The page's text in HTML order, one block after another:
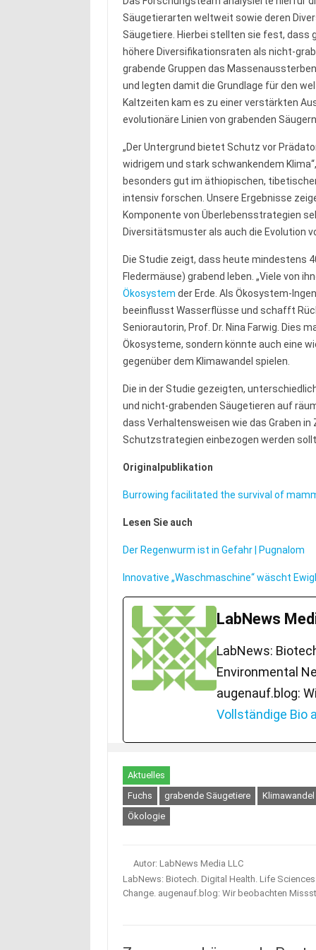
Säugetierarten weltweit sowie deren
Säugetiere. Hierbei stellten sie fest, dass
höhere Diversifikationsraten als nicht-
grabende Gruppen das
und legten damit die Grundlage für den
Kaltzeiten kam es zu einer verstärkten
evolutionäre Linien von grabenden
„Der Untergrund bietet Schutz vor
widrigem und stark schwankendem
besonders gut im äthiopischen,
intensiv forschen. Unsere Ergebnisse
Komponente von Überlebensstrategien
Diversitätsmuster als auch die Evolution
Die Studie zeigt, dass heute mindestens
Fledermäuse) grabend leben. „Viele von
Ökosystem der Erde. Als Ökosystem-
beeinflusst Wasserflüsse und schafft
Seniorautorin, Prof. Dr. Nina Farwig. Dies
Ökosysteme, sondern könnte auch eine
gegenüber dem Klimawandel spielen.
Die in der Studie gezeigten,
und nicht-grabenden Säugetieren auf
dass Verhaltensweisen wie das Graben
Schutzstrategien einbezogen werden
Originalpublikation
Burrowing facilitated the survival of
Lesen Sie auch
Der Regenwurm ist in Gefahr | Pugnalom
Innovative „Waschmaschine“ wäscht
LabNews
LabNews:
Environmental
augenauf.blog:
Vollständige Bio
Aktuelles
Fuchs
grabende Säugetiere
Klimawandel
Ökologie
Autor: LabNews Media LLC
LabNews: Biotech. Digital Health. Life
Change. augenauf.blog: Wir beobachten